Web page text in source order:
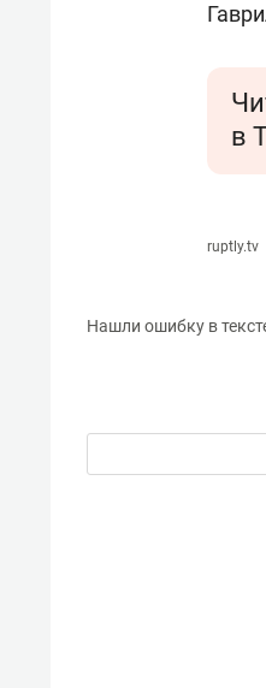
в
ruptly.tv
Нашли ошибку в